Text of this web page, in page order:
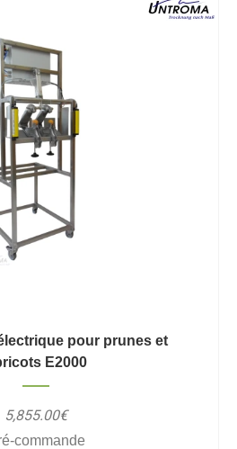
pour prunes et
E2000
5,855.00€
commande